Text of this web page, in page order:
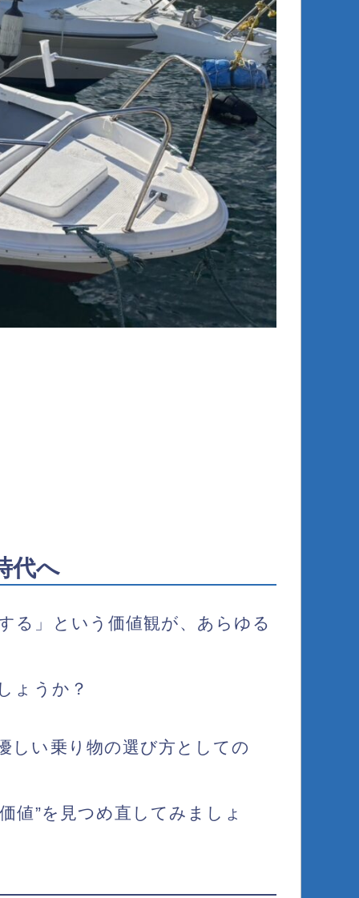
代へ
る」という価値観が、あらゆる
ょうか？
しい乗り物の選び方としての
値”を見つめ直してみましょ